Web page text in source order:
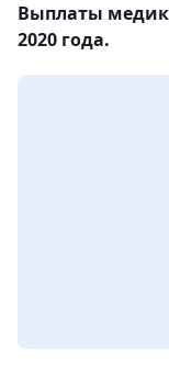
Выплаты
2020 года.